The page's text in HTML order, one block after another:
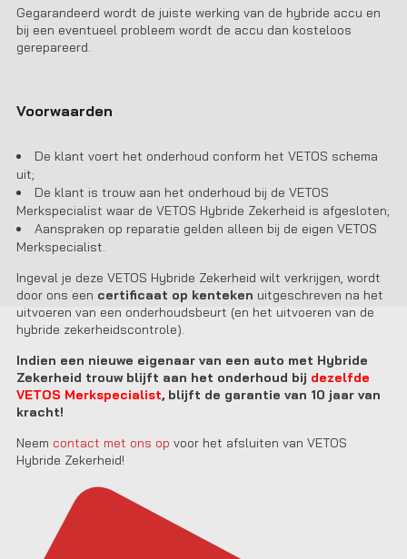
Gegarandeerd wordt de juiste werking van de hybride accu en
bij een eventueel probleem wordt de accu dan kosteloos
gerepareerd.
Voorwaarden
De klant voert het onderhoud conform het VETOS schema
uit;
De klant is trouw aan het onderhoud bij de VETOS
Merkspecialist waar de VETOS Hybride Zekerheid is afgesloten;
Aanspraken op reparatie gelden alleen bij de eigen VETOS
Merkspecialist.
Ingeval je deze VETOS Hybride Zekerheid wilt verkrijgen, wordt
door ons een certificaat op kenteken uitgeschreven na het
uitvoeren van een onderhoudsbeurt (en het uitvoeren van de
hybride zekerheidscontrole).
Indien een nieuwe eigenaar van een auto met Hybride
Zekerheid trouw blijft aan het onderhoud bij dezelfde
VETOS Merkspecialist, blijft de garantie van 10 jaar van
kracht!
Neem contact met ons op voor het afsluiten van VETOS
Hybride Zekerheid!